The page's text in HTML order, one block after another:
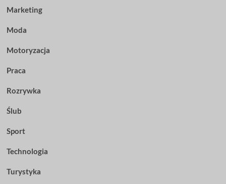
Marketing
Moda
Motoryzacja
Praca
Rozrywka
Ślub
Sport
Technologia
Turystyka